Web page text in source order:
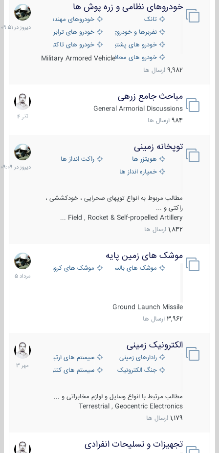
خودروهای نظامی و زره پوش ها
تانک
خودروهای مهندسی
نفربرها و خودروی های رزمی پیاده نظام
خودرو های ترابری نظامی
خودرو های پشتیبانی آتش ، شناسایی و ضد تانک
خودرو های تاکتیکی نظامی
خودرو های محافظت شدهMilitary Armored Vehicle
9,982 ارسال ها
دیروز
در
09:51
مباحث جامع زرهی
General Armorial Discussions
984 ارسال ها
7
آذر
1404
توپخانه زمینی
هویتزر ها
راکت انداز ها
خمپاره انداز ها
مطالب مربوط به انواع توپهای صحرایی ، خودکششی ،
راکتی و ...
Field , Rocket & Self-propelled Artillery ...
1,842 ارسال ها
دیروز
در
09:09
موشک های زمین پایه
موشک های بالستیک موشک های کروز
Ground Launch Missile
3,962 ارسال ها
2
مرداد
1405
الکترونیک زمینی
رادارهای زمینی
سیستم های ارتباطی و جمع آوری
جنگ الکترونیک
سیستم های کنترل آتش و تجهیزات
مطالب مرتبط با انواع وسایل و لوازم مخابراتی و ...
Terrestrial , Geocentric Electronics
1,179 ارسال ها
1
مهر
1403
تجهیزات و تسلیحات انفرادی
17